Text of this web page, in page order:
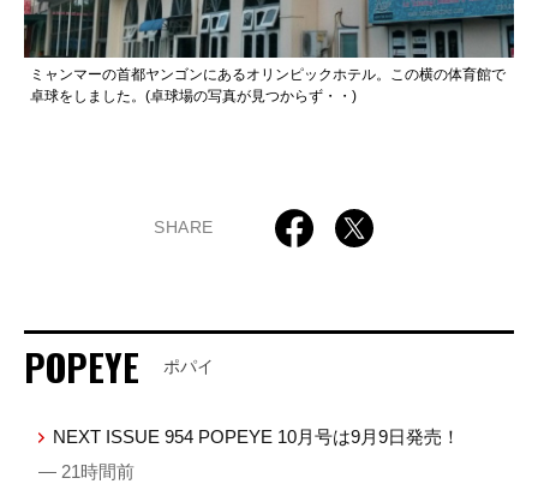
ミャンマーの首都ヤンゴンにあるオリンピックホテル。この横の体育館で
卓球をしました。(卓球場の写真が見つからず・・)
SHARE
POPEYE ポパイ
NEXT ISSUE 954 POPEYE 10月号は9月9日発売！
— 21時間前